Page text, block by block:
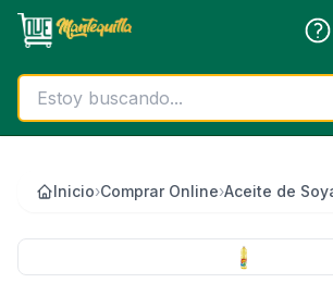
Saltar al contenido principal
Inicio›Comprar Online›Aceite de